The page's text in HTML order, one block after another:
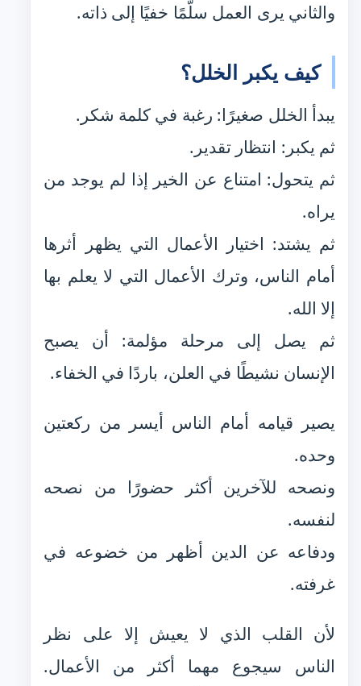
والثاني يرى العمل سلّمًا خفيًا إلى ذاته.
كيف يكبر الخلل؟
يبدأ الخلل صغيرًا: رغبة في كلمة شكر.
ثم يكبر: انتظار تقدير.
ثم يتحول: امتناع عن الخير إذا لم يوجد من
يراه.
ثم يشتد: اختيار الأعمال التي يظهر أثرها
أمام الناس، وترك الأعمال التي لا يعلم بها
إلا الله.
ثم يصل إلى مرحلة مؤلمة: أن يصبح
الإنسان نشيطًا في العلن، باردًا في الخفاء.
يصير قيامه أمام الناس أيسر من ركعتين
وحده.
ونصحه للآخرين أكثر حضورًا من نصحه
لنفسه.
ودفاعه عن الدين أظهر من خضوعه في
غرفته.
لأن القلب الذي لا يعيش إلا على نظر
الناس سيجوع مهما أكثر من الأعمال.